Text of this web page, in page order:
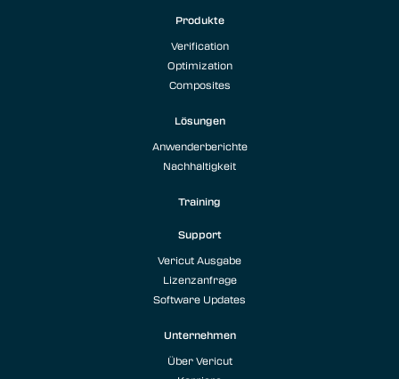
Produkte
Verification
Optimization
Composites
Lösungen
Anwenderberichte
Nachhaltigkeit
Training
Support
Vericut Ausgabe
Lizenzanfrage
Software Updates
Unternehmen
Über Vericut